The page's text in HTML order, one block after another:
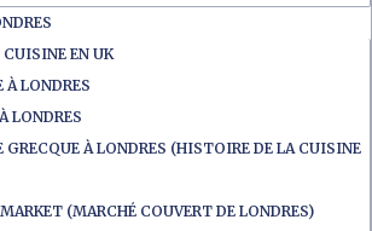
CUISINE EN UK
À LONDRES
LONDRES
GRECQUE À LONDRES (HISTOIRE DE LA CUISINE
(MARCHÉ COUVERT DE LONDRES)